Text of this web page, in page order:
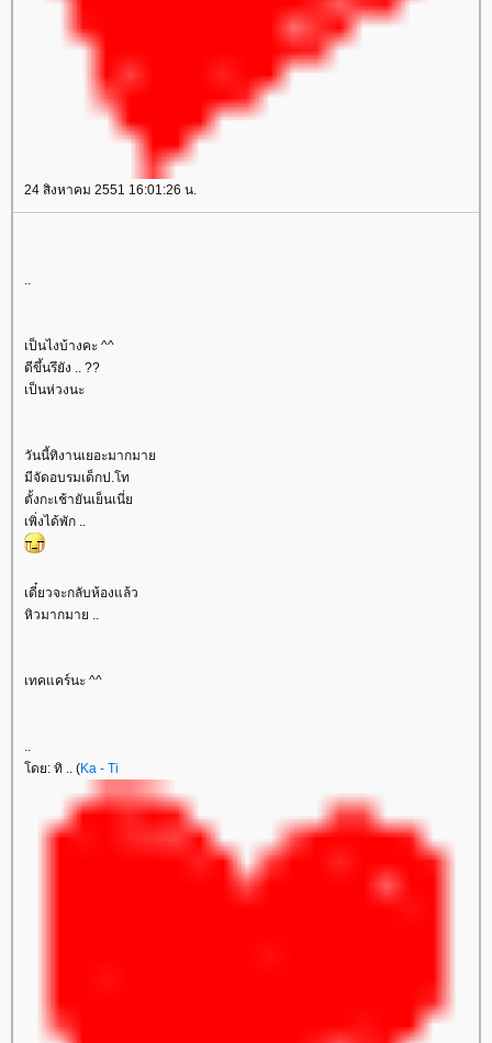
24 สิงหาคม 2551 16:01:26 น.
เป็นไงบ้างคะ ^^
ดีขึ้นรึยัง .. ??
เป็นห่วงนะ
วันนี้ทิงานเยอะมากมา
มีจัดอบรมเด็กป.โท
ตั้งกะเช้ายันเย็นเนี่
เพิ่งได้พัก ..
เดี๋ยวจะกลับห้องแล้ว
หิวมากมาย ..
เทคแคร์นะ ^^
ดย: ทิ .. (Ka - Ti